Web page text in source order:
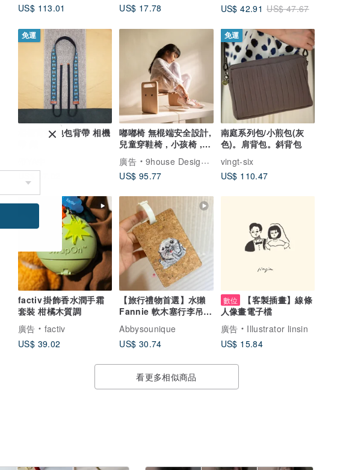
US$ 113.01
US$ 17.78
US$ 42.91 US$ 47.67
免運
相機背帶 包包背帶 相機
嘟嘟椅 無棍端安全設計,
兒童穿鞋椅 , 小孩椅 ,
可客製長寬高
廣告
9house Design / 九窩設計
US$ 95.77
免運
南庭系列包/小煎包(灰
色)。肩背包。斜背包
vingt-six
US$ 110.47
factiv 掛飾香水潤手霜
套裝 柑橘木質調
廣告
factiv
US$ 39.02
【旅行禮物首選】水獺
Fannie 軟木塞行李吊牌
Abbysounique
US$ 30.74
數位
【客製插畫】線條
人像畫電子檔
廣告
Illustrator linsin
US$ 15.84
看更多相似商品